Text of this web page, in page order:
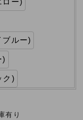
ロー)
ブルー)
)
ク)
有り